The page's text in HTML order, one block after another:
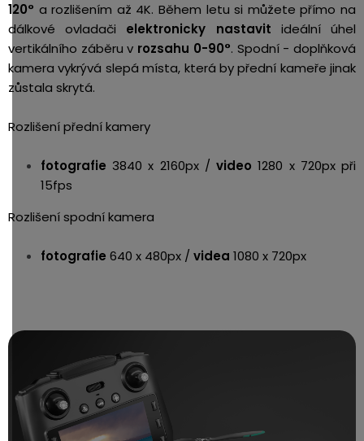
120° a rozlišením až 4K. Během letu si můžete přímo na
dálkové ovladači elektronicky nastavit ideální úhel
vertikálního záběru v rozsahu 0-90°. Spodní - doplňková
kamera vykrývá slepá místa, která by přední kameře jinak
zůstala skrytá.
Rozlišení přední kamery
fotografie 3840 x 2160px /video 1280 x 720px při
15fps
Rozlišení spodní kamera
fotografie 640 x 480px / videa 1080 x 720px